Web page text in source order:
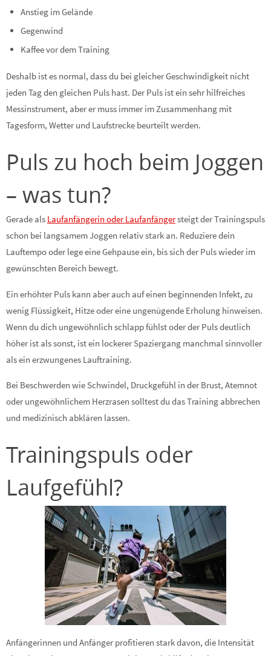
Anstieg im Gelände
Gegenwind
Kaffee vor dem Training
Deshalb ist es normal, dass du bei gleicher Geschwindigkeit nicht
jeden Tag den gleichen Puls hast. Der Puls ist ein sehr hilfreiches
Messinstrument, aber er muss immer im Zusammenhang mit
Tagesform, Wetter und Laufstrecke beurteilt werden.
Puls zu hoch beim Joggen
– was tun?
Gerade als Laufanfängerin oder Laufanfängersteigt der Trainingspuls
schon bei langsamem Joggen relativ stark an. Reduziere dein
Lauftempo oder lege eine Gehpause ein, bis sich der Puls wieder im
gewünschten Bereich bewegt.
Ein erhöhter Puls kann aber auch auf einen beginnenden Infekt, zu
wenig Flüssigkeit, Hitze oder eine ungenügende Erholung hinweisen.
Wenn du dich ungewöhnlich schlapp fühlst oder der Puls deutlich
höher ist als sonst, ist ein lockerer Spaziergang manchmal sinnvoller
als ein erzwungenes Lauftraining.
Bei Beschwerden wie Schwindel, Druckgefühl in der Brust, Atemnot
oder ungewöhnlichem Herzrasen solltest du das Training abbrechen
und medizinisch abklären lassen.
Trainingspuls oder
Laufgefühl?
Anfängerinnen und Anfänger profitieren stark davon, die Intensität